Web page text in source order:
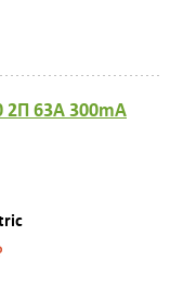
63A 300mA